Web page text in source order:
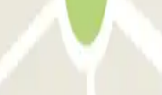
Adolfo Suárez Madrid–Barajas (MAD)